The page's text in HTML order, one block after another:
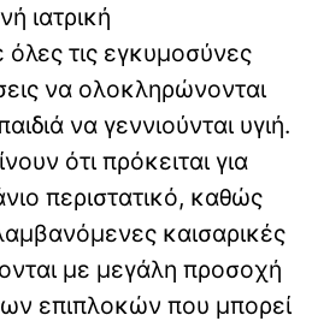
ιατρική
τις εγκυμοσύνες
να ολοκληρώνονται
να γεννιούνται υγιή.
ότι πρόκειται για
περιστατικό, καθώς
καισαρικές
με μεγάλη προσοχή
επιπλοκών που μπορεί